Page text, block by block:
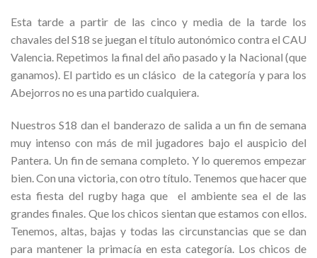
Esta tarde a partir de las cinco y media de la tarde los
chavales del S18 se juegan el título autonómico contra el CAU
Valencia. Repetimos la final del año pasado y la Nacional (que
ganamos). El partido es un clásico de la categoría y para los
Abejorros no es una partido cualquiera.
Nuestros S18 dan el banderazo de salida a un fin de semana
muy intenso con más de mil jugadores bajo el auspicio del
Pantera. Un fin de semana completo. Y lo queremos empezar
bien. Con una victoria, con otro título. Tenemos que hacer que
esta fiesta del rugby haga que el ambiente sea el de las
grandes finales. Que los chicos sientan que estamos con ellos.
Tenemos, altas, bajas y todas las circunstancias que se dan
para mantener la primacía en esta categoría. Los chicos de